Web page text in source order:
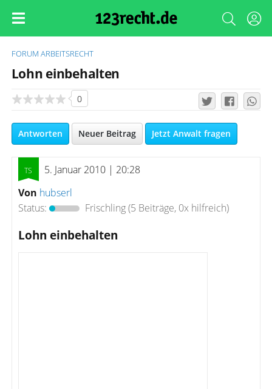
FORUM ARBEITSRECHT
Lohn einbehalten
0
Antworten Neuer Beitrag Jetzt Anwalt fragen
5. Januar 2010 | 20:28
Von hubserl
Status:
Frischling(5 Beiträge, 0x hilfreich)
Lohn einbehalten